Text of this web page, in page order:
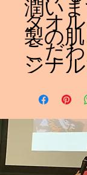
潤い
タオ
製の
こだ
ジナ